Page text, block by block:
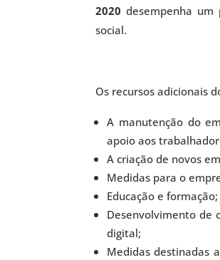
2020desempenha
social.
Os recursos adicionais
A manutenção do
apoio aos
A criação de novos
Medidas para o
Educação e formação;
Desenvolvimento de
digital;
Medidas destinadas